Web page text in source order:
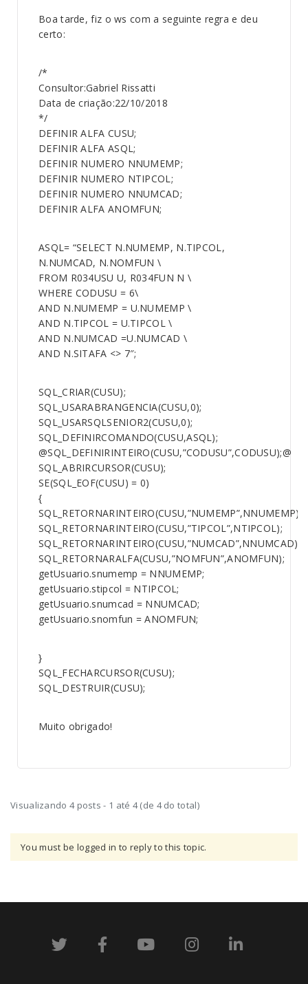
Boa tarde, fiz o ws com a seguinte regra e deu
certo:
/*
Consultor:Gabriel Rissatti
Data de criação:22/10/2018
*/
DEFINIR ALFA CUSU;
DEFINIR ALFA ASQL;
DEFINIR NUMERO NNUMEMP;
DEFINIR NUMERO NTIPCOL;
DEFINIR NUMERO NNUMCAD;
DEFINIR ALFA ANOMFUN;
ASQL= “SELECT N.NUMEMP, N.TIPCOL,
N.NUMCAD, N.NOMFUN \
FROM R034USU U, R034FUN N \
WHERE CODUSU = 6\
AND N.NUMEMP = U.NUMEMP \
AND N.TIPCOL = U.TIPCOL \
AND N.NUMCAD =U.NUMCAD \
AND N.SITAFA <> 7″;
SQL_CRIAR(CUSU);
SQL_USARABRANGENCIA(CUSU,0);
SQL_USARSQLSENIOR2(CUSU,0);
SQL_DEFINIRCOMANDO(CUSU,ASQL);
@SQL_DEFINIRINTEIRO(CUSU,”CODUSU”,CODUSU);@
SQL_ABRIRCURSOR(CUSU);
SE(SQL_EOF(CUSU) = 0)
{
SQL_RETORNARINTEIRO(CUSU,”NUMEMP”,NNUMEMP);
SQL_RETORNARINTEIRO(CUSU,”TIPCOL”,NTIPCOL);
SQL_RETORNARINTEIRO(CUSU,”NUMCAD”,NNUMCAD);
SQL_RETORNARALFA(CUSU,”NOMFUN”,ANOMFUN);
getUsuario.snumemp = NNUMEMP;
getUsuario.stipcol = NTIPCOL;
getUsuario.snumcad = NNUMCAD;
getUsuario.snomfun = ANOMFUN;
}
SQL_FECHARCURSOR(CUSU);
SQL_DESTRUIR(CUSU);
Muito obrigado!
Visualizando 4 posts - 1 até 4 (de 4 do total)
You must be logged in to reply to this topic.